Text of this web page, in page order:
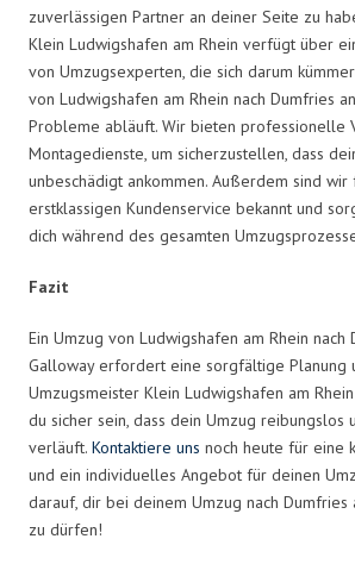
zuverlässigen Partner an deiner Seite zu
Klein Ludwigshafen am Rhein verfügt über
von Umzugsexperten, die sich darum
von Ludwigshafen am Rhein nach Dumfries
Probleme abläuft. Wir bieten professionelle
Montagedienste, um sicherzustellen, dass
unbeschädigt ankommen. Außerdem sind wir
erstklassigen Kundenservice bekannt und
dich während des gesamten
Fazit
Ein Umzug von Ludwigshafen am Rhein nach
Galloway erfordert eine sorgfältige Planung
Umzugsmeister Klein Ludwigshafen am
du sicher sein, dass dein Umzug reibungslos
verläuft. Kontaktiere uns noch heute für eine
und ein individuelles Angebot für deinen
darauf, dir bei deinem Umzug nach
zu dürfen!